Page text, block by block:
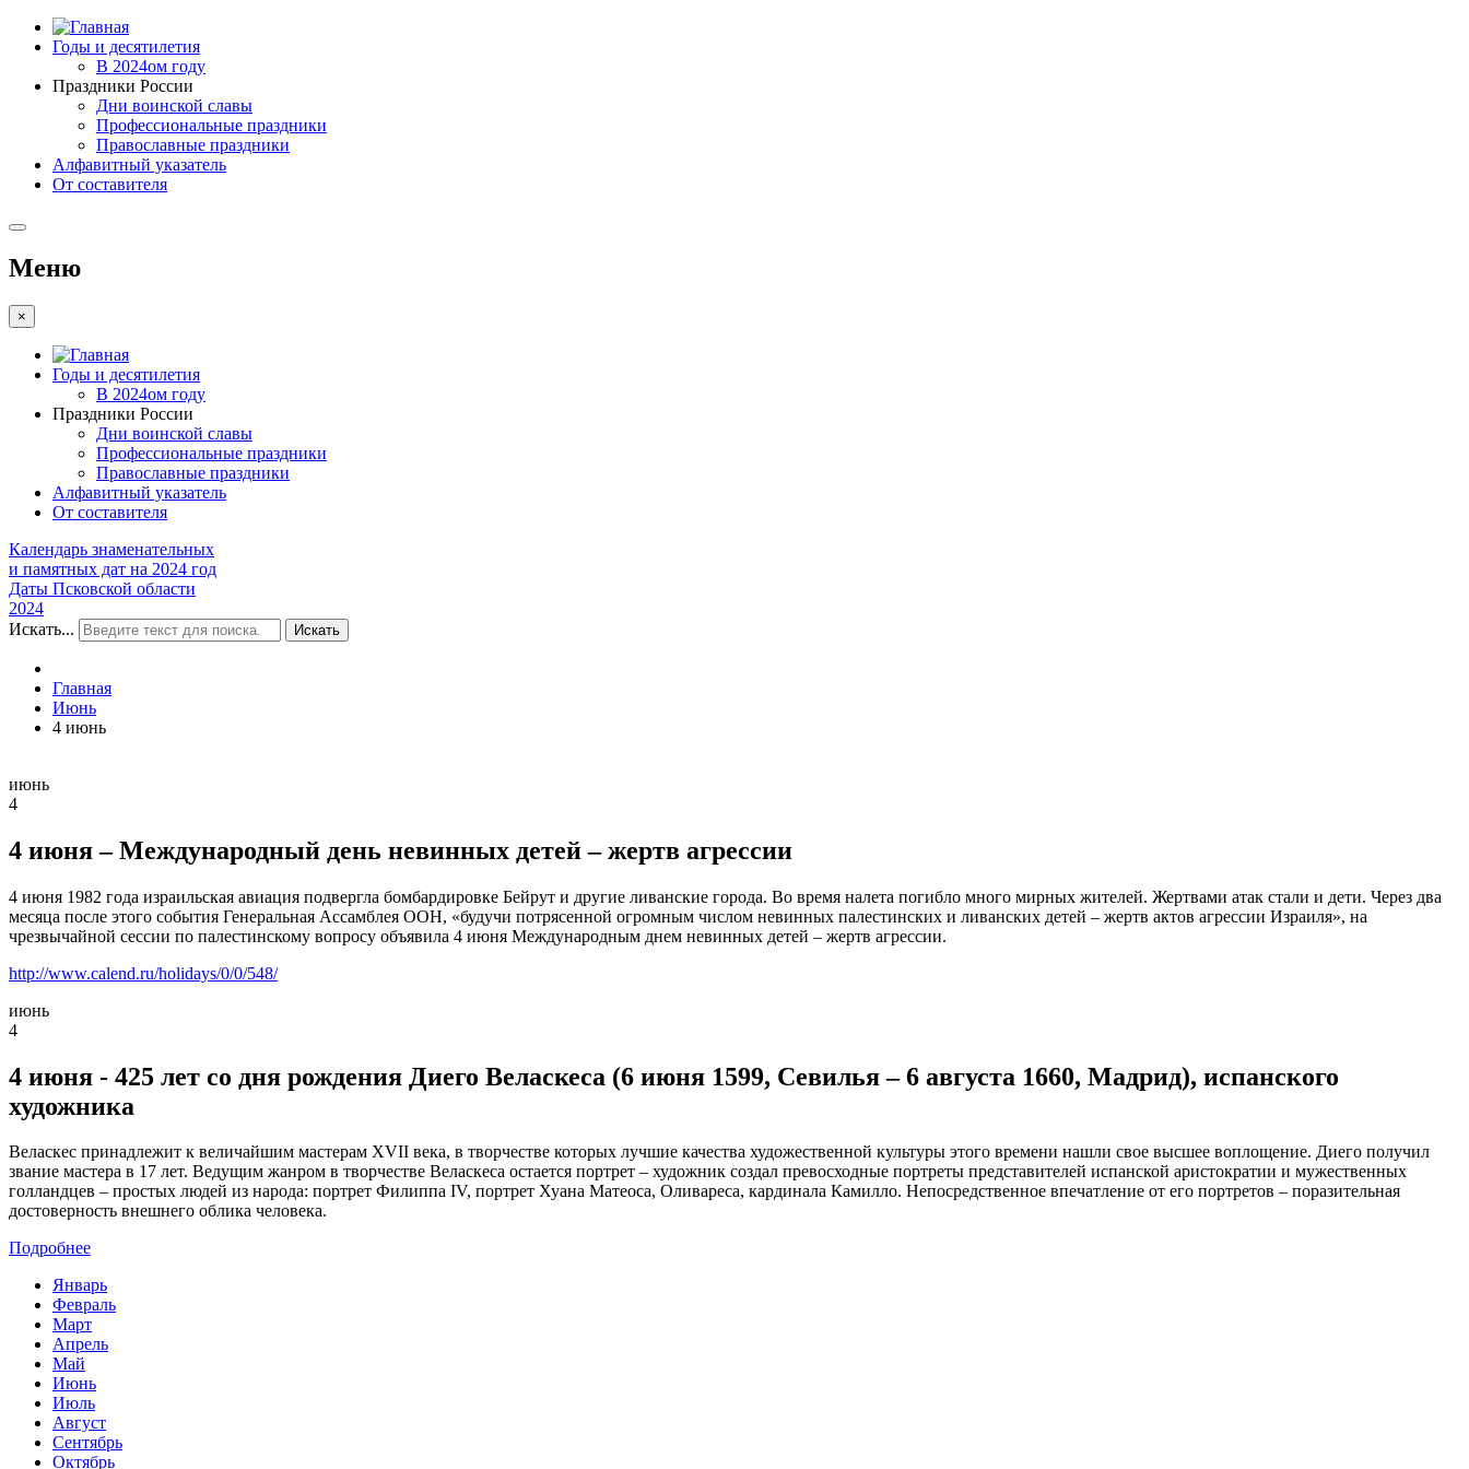
Годы и десятилетия
В 2024ом году
Праздники России
Дни воинской славы
Профессиональные праздники
Православные праздники
Алфавитный указатель
От составителя
Меню
×
Годы и десятилетия
В 2024ом году
Праздники России
Дни воинской славы
Профессиональные праздники
Православные праздники
Алфавитный указатель
От составителя
Календарь знаменательных
и памятных дат на 2024 год
Даты Псковской области
2024
Искать...
Искать
Главная
Июнь
4 июнь
июнь
4
4 июня – Международный день невинных детей – жертв агрессии
4 июня 1982 года израильская авиация подвергла бомбардировке Бейрут и другие ливанские города. Во время налета погибло много мирных жителей. Жертвами атак стали и дети. Через два
месяца после этого события Генеральная Ассамблея ООН, «будучи потрясенной огромным числом невинных палестинских и ливанских детей – жертв актов агрессии Израиля», на
чрезвычайной сессии по палестинскому вопросу объявила 4 июня Международным днем невинных детей – жертв агрессии.
http://www.calend.ru/holidays/0/0/548/
июнь
4
4 июня - 425 лет со дня рождения Диего Веласкеса (6 июня 1599, Севилья – 6 августа 1660, Мадрид), испанского
художника
Веласкес принадлежит к величайшим мастерам XVII века, в творчестве которых лучшие качества художественной культуры этого времени нашли свое высшее воплощение. Диего получил
звание мастера в 17 лет. Ведущим жанром в творчестве Веласкеса остается портрет – художник создал превосходные портреты представителей испанской аристократии и мужественных
голландцев – простых людей из народа: портрет Филиппа IV, портрет Хуана Матеоса, Оливареса, кардинала Камилло. Непосредственное впечатление от его портретов – поразительная
достоверность внешнего облика человека.
Подробнее
Январь
Февраль
Март
Апрель
Май
Июнь
Июль
Август
Сентябрь
Октябрь